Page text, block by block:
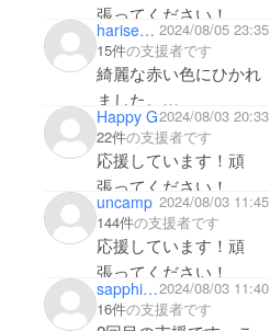
張ってください！
harisenbon 2024/08/05 23:35
15件の支援者です
綺麗な赤い色にひかれ
ました。
届くのが楽しみです。
Happy G2024/08/03 20:33
22件の支援者です
応援しています！頑
張ってください！
uncamp 2024/08/03 11:45
144件の支援者です
応援しています！頑
張ってください！
sapphireppp2024/08/03 11:40
16件の支援者です